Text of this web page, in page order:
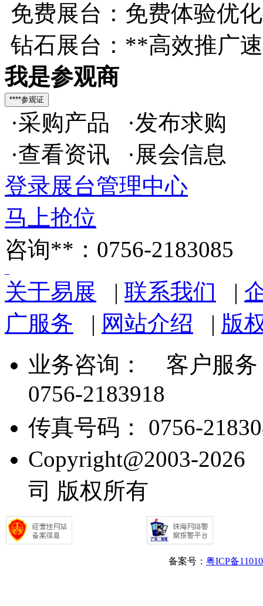
免费展台：免费体验优
钻石展台：**高效推广
我是参观商
·采购产品 ·发布求购
·查看资讯 ·展会信息
登录展台管理中心
马上抢位
咨询**：0756-2183085
关于易展 | 联系我们 |
广服务 | 网站介绍 | 版
业务咨询：
客户服务
0756-2183918
传真号码： 0756-
Copyright@2003-
司 版权所有
备案号： 粤ICP备